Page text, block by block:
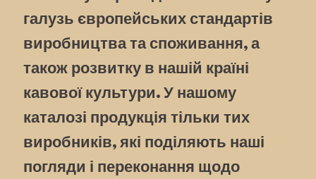
галузь європейських стандартів
виробництва та споживання, а
також розвитку в нашій країні
кавової культури. У нашому
каталозі продукція тільки тих
виробників, які поділяють наші
погляди і переконання щодо